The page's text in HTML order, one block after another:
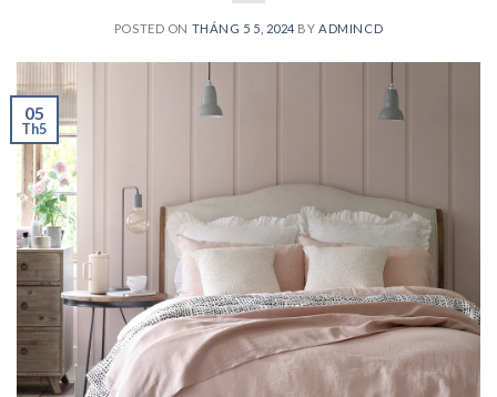
POSTED ON THÁNG 5 5, 2024 BYADMINCD
05
Th5